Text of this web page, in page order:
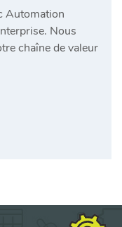
Automation
Nous
chaîne de valeur